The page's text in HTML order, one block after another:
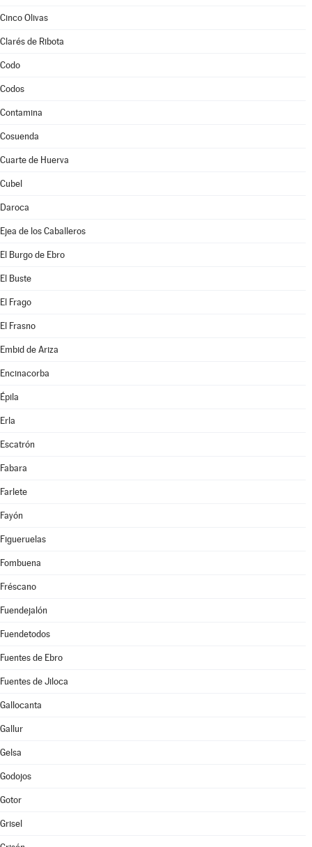
Cinco Olivas
Clarés de Ribota
Codo
Codos
Contamina
Cosuenda
Cuarte de Huerva
Cubel
Daroca
Ejea de los Caballeros
El Burgo de Ebro
El Buste
El Frago
El Frasno
Embid de Ariza
Encinacorba
Épila
Erla
Escatrón
Fabara
Farlete
Fayón
Figueruelas
Fombuena
Fréscano
Fuendejalón
Fuendetodos
Fuentes de Ebro
Fuentes de Jiloca
Gallocanta
Gallur
Gelsa
Godojos
Gotor
Grisel